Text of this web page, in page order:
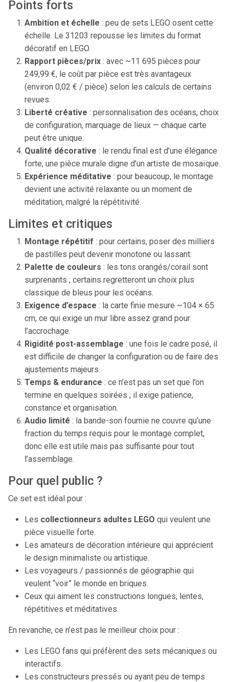
Points forts
Ambition et échelle : peu de sets LEGO osent cette
échelle. Le 31203 repousse les limites du format
décoratif en LEGO.
Rapport pièces/prix : avec ~11 695 pièces pour
249,99 €, le coût par pièce est très avantageux
(environ 0,02 € / pièce) selon les calculs de certains
revues.
Liberté créative : personnalisation des océans, choix
de configuration, marquage de lieux — chaque carte
peut être unique.
Qualité décorative : le rendu final est d’une élégance
forte, une pièce murale digne d’un artiste de mosaïque.
Expérience méditative : pour beaucoup, le montage
devient une activité relaxante ou un moment de
méditation, malgré la répétitivité.
Limites et critiques
Montage répétitif : pour certains, poser des milliers
de pastilles peut devenir monotone ou lassant.
Palette de couleurs : les tons orangés/corail sont
surprenants ; certains regretteront un choix plus
classique de bleus pour les océans.
Exigence d’espace : la carte finie mesure ~104 × 65
cm, ce qui exige un mur libre assez grand pour
l’accrochage.
Rigidité post-assemblage : une fois le cadre posé, il
est difficile de changer la configuration ou de faire des
ajustements majeurs.
Temps & endurance : ce n’est pas un set que l’on
termine en quelques soirées ; il exige patience,
constance et organisation.
Audio limité : la bande-son fournie ne couvre qu’une
fraction du temps requis pour le montage complet,
donc elle est utile mais pas suffisante pour tout
l’assemblage.
Pour quel public ?
Ce set est idéal pour :
Les collectionneurs adultes LEGO qui veulent une
pièce visuelle forte.
Les amateurs de décoration intérieure qui apprécient
le design minimaliste ou artistique.
Les voyageurs / passionnés de géographie qui
veulent “voir” le monde en briques.
Ceux qui aiment les constructions longues, lentes,
répétitives et méditatives.
En revanche, ce n’est pas le meilleur choix pour :
Les LEGO fans qui préfèrent des sets mécaniques ou
interactifs.
Les constructeurs pressés ou ayant peu de temps